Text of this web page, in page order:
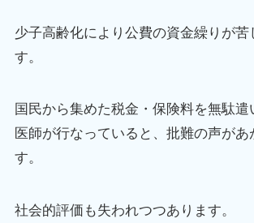
少子高齢化により公費の資金繰りが苦
す。
国民から集めた税金・保険料を無駄遣
医師が行なっていると、批難の声があ
す。
社会的評価も失われつつあります。